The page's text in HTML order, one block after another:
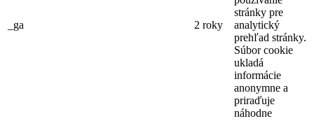
_ga 2 roky
stránky pre
analytický
prehľad stránky.
Súbor cookie
ukladá
informácie
anonymne a
priraďuje
náhodne